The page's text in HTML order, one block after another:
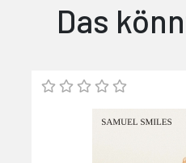
Das